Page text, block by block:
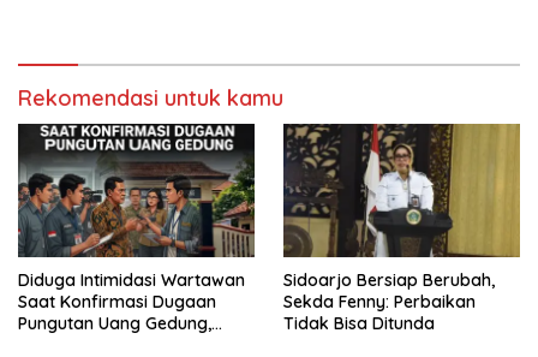
Rekomendasi untuk kamu
Diduga Intimidasi Wartawan
Saat Konfirmasi Dugaan
Pungutan Uang Gedung,
Sidoarjo Bersiap Berubah,
Sekda Fenny: Perbaikan
Tidak Bisa Ditunda